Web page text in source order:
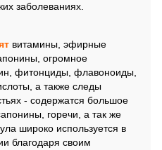
заболеваниях.
витамины, эфирные
огромное
фитонциды, флавоноиды,
а также следы
- содержатся большое
горечи, а так же
широко используется в
благодаря своим